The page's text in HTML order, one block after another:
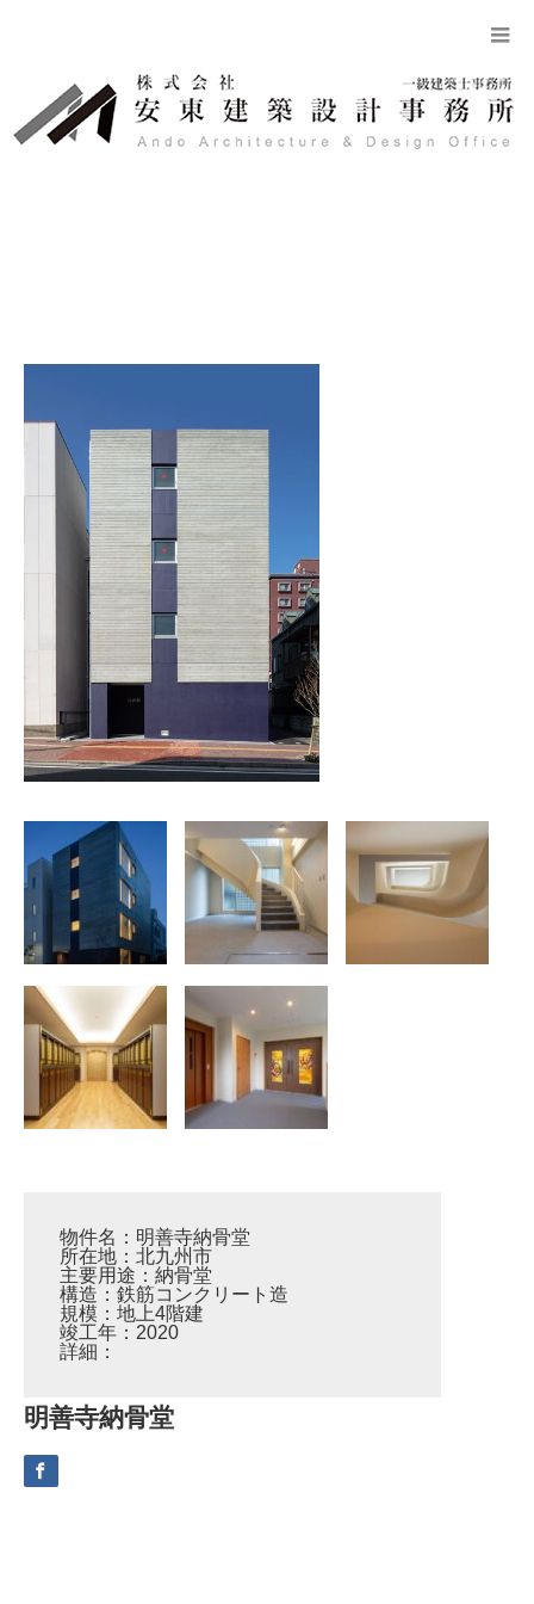
物件名：明善寺納骨堂
所在地：北九州市
主要用途：納骨堂
構造：鉄筋コンクリート造
規模：地上4階建
竣工年：2020
詳細：
明善寺納骨堂